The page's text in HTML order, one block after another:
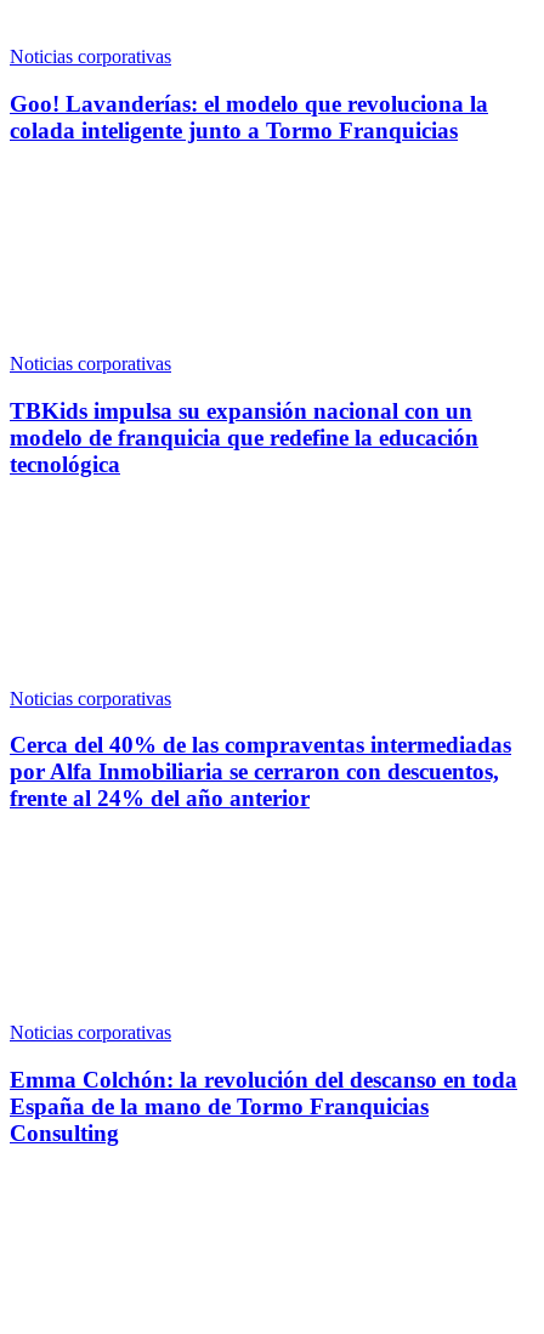
Noticias corporativas
Goo! Lavanderías: el modelo que revoluciona la
colada inteligente junto a Tormo Franquicias
Noticias corporativas
TBKids impulsa su expansión nacional con un
modelo de franquicia que redefine la educación
tecnológica
Noticias corporativas
Cerca del 40% de las compraventas intermediadas
por Alfa Inmobiliaria se cerraron con descuentos,
frente al 24% del año anterior
Noticias corporativas
Emma Colchón: la revolución del descanso en toda
España de la mano de Tormo Franquicias
Consulting